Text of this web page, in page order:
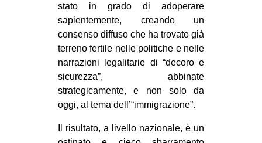
stato in grado di adoperare
sapientemente, creando un
consenso diffuso che ha trovato già
terreno fertile nelle politiche e nelle
narrazioni legalitarie di “decoro e
sicurezza”, abbinate
strategicamente, e non solo da
oggi, al tema dell’“immigrazione”.
Il risultato, a livello nazionale, è un